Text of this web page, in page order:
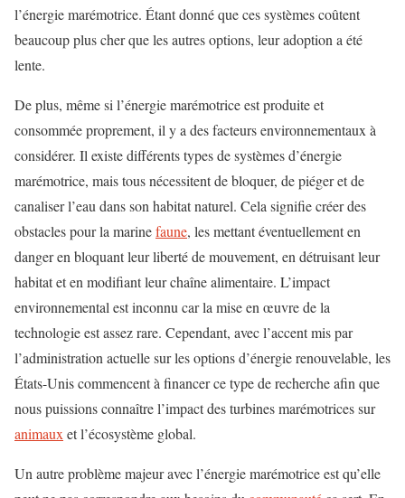
l’énergie marémotrice. Étant donné que ces systèmes coûtent
beaucoup plus cher que les autres options, leur adoption a été
lente.
De plus, même si l’énergie marémotrice est produite et
consommée proprement, il y a des facteurs environnementaux à
considérer. Il existe différents types de systèmes d’énergie
marémotrice, mais tous nécessitent de bloquer, de piéger et de
canaliser l’eau dans son habitat naturel. Cela signifie créer des
obstacles pour la marinefaune, les mettant éventuellement en
danger en bloquant leur liberté de mouvement, en détruisant leur
habitat et en modifiant leur chaîne alimentaire. L’impact
environnemental est inconnu car la mise en œuvre de la
technologie est assez rare. Cependant, avec l’accent mis par
l’administration actuelle sur les options d’énergie renouvelable, les
États-Unis commencent à financer ce type de recherche afin que
nous puissions connaître l’impact des turbines marémotrices sur
animaux et l’écosystème global.
Un autre problème majeur avec l’énergie marémotrice est qu’elle